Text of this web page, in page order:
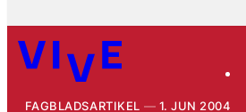
FAGBLADSARTIKEL 1. JUN 2004